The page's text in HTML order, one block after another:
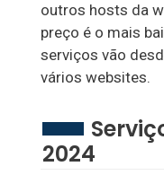
outros hosts da
preço é o mais
serviços vão
vários websites.
2024